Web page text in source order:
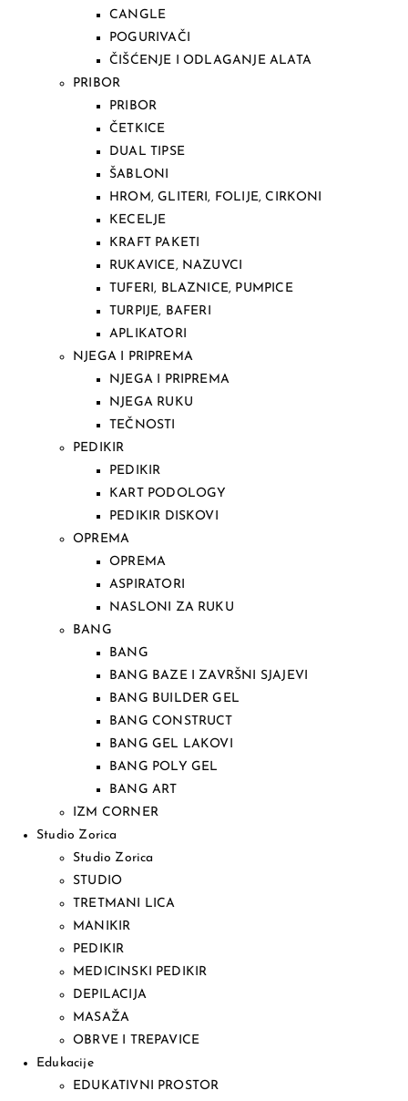
CANGLE
POGURIVAČI
ČIŠĆENJE I ODLAGANJE ALATA
PRIBOR
PRIBOR
ČETKICE
DUAL TIPSE
ŠABLONI
HROM, GLITERI, FOLIJE, CIRKONI
KECELJE
KRAFT PAKETI
RUKAVICE, NAZUVCI
TUFERI, BLAZNICE, PUMPICE
TURPIJE, BAFERI
APLIKATORI
NJEGA I PRIPREMA
NJEGA I PRIPREMA
NJEGA RUKU
TEČNOSTI
PEDIKIR
PEDIKIR
KART PODOLOGY
PEDIKIR DISKOVI
OPREMA
OPREMA
ASPIRATORI
NASLONI ZA RUKU
BANG
BANG
BANG BAZE I ZAVRŠNI SJAJEVI
BANG BUILDER GEL
BANG CONSTRUCT
BANG GEL LAKOVI
BANG POLY GEL
BANG ART
IZM CORNER
Studio Zorica
Studio Zorica
STUDIO
TRETMANI LICA
MANIKIR
PEDIKIR
MEDICINSKI PEDIKIR
DEPILACIJA
MASAŽA
OBRVE I TREPAVICE
Edukacije
EDUKATIVNI PROSTOR